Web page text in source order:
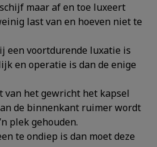
maar af en toe luxeert
last van en hoeven niet te
een voortdurende luxatie is
en operatie is dan de enige
van het gewricht het kapsel
de binnenkant ruimer wordt
plek gehouden.
te ondiep is dan moet deze